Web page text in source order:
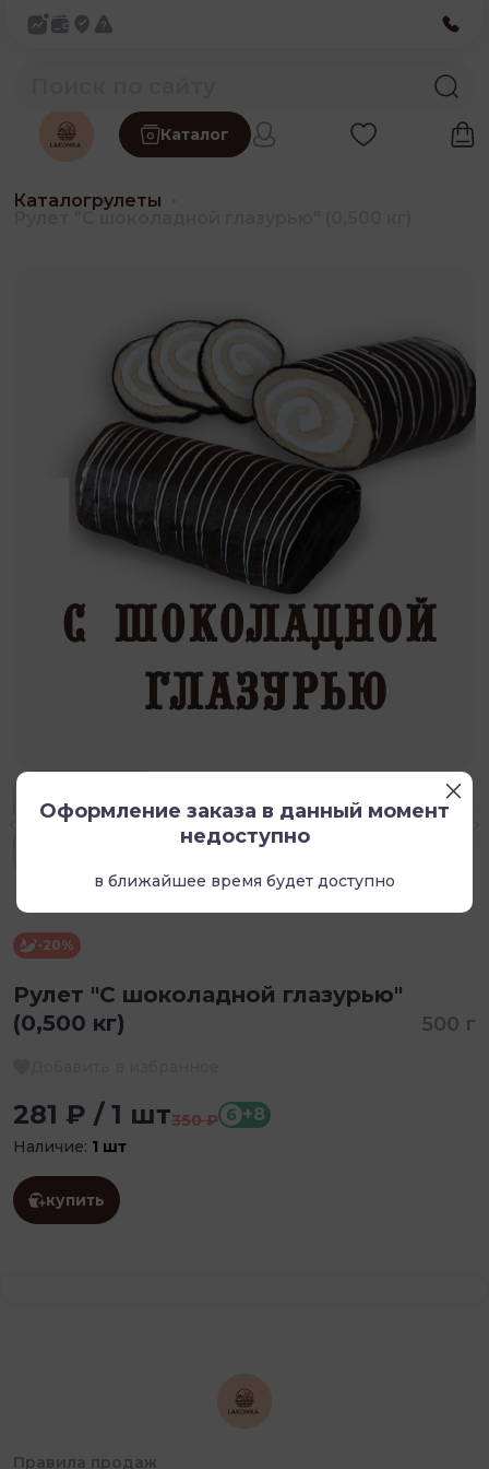
Каталог
Каталогрулеты
-20%
Рулет "С шоколадной глазурью"
(0,500 кг)
500 г
281 ₽ / 1 шт350 ₽ б +8
Наличие: 1 шт
купить
Правила продаж
Оформление заказа в данный момент
недоступно
в ближайшее время будет доступно